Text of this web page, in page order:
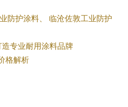
防护涂料、 临沧佐敦工业防护
专业耐用涂料品牌
格解析